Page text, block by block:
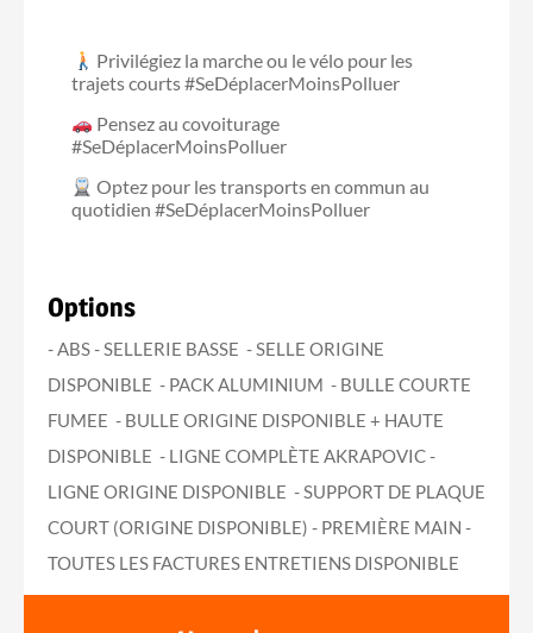
Privilégiez la marche ou le vélo pour les
trajets courts #SeDéplacerMoinsPolluer
Pensez au covoiturage
#SeDéplacerMoinsPolluer
Optez pour les transports en commun au
quotidien #SeDéplacerMoinsPolluer
Options
- ABS - SELLERIE BASSE - SELLE ORIGINE
DISPONIBLE - PACK ALUMINIUM - BULLE COURTE
FUMEE - BULLE ORIGINE DISPONIBLE + HAUTE
DISPONIBLE - LIGNE COMPLÈTE AKRAPOVIC -
LIGNE ORIGINE DISPONIBLE - SUPPORT DE PLAQUE
COURT (ORIGINE DISPONIBLE) - PREMIÈRE MAIN -
TOUTES LES FACTURES ENTRETIENS DISPONIBLE